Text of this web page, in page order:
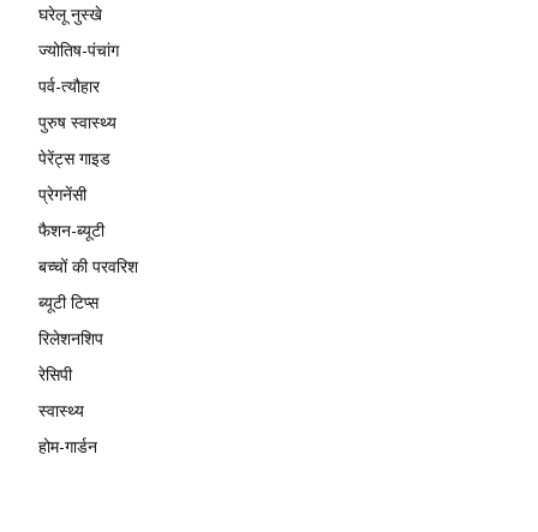
घरेलू नुस्खे
ज्योतिष-पंचांग
पर्व-त्यौहार
पुरुष स्वास्थ्य
पेरेंट्स गाइड
प्रेगनेंसी
फैशन-ब्यूटी
बच्चों की परवरिश
ब्यूटी टिप्स
रिलेशनशिप
रेसिपी
स्वास्थ्य
होम-गार्डन